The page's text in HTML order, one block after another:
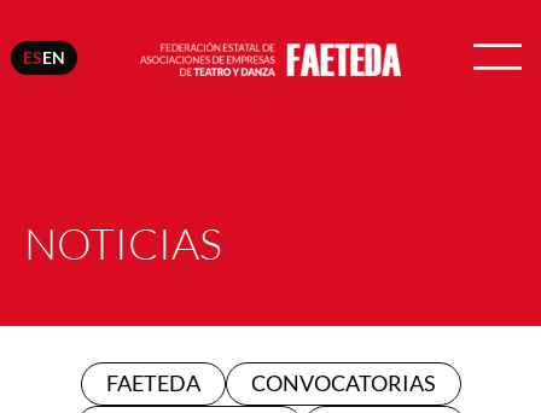
ESEN
NOTICIAS
FAETEDA
CONVOCATORIAS